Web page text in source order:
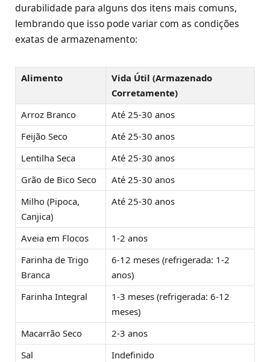
durabilidade para alguns dos itens mais comuns,
lembrando que isso pode variar com as condições
exatas de armazenamento:
Alimento
Vida Útil (Armazenado
Corretamente)
Arroz Branco
Até 25-30 anos
Feijão Seco
Até 25-30 anos
Lentilha Seca
Até 25-30 anos
Grão de Bico Seco
Até 25-30 anos
Milho (Pipoca,
Canjica)
Até 25-30 anos
Aveia em Flocos
1-2 anos
Farinha de Trigo
Branca
6-12 meses (refrigerada: 1-2
anos)
Farinha Integral
1-3 meses (refrigerada: 6-12
meses)
Macarrão Seco
2-3 anos
Sal
Indefinido